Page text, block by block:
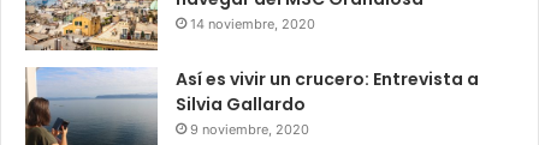
14 noviembre, 2020
Así es vivir un crucero: Entrevista a
Silvia Gallardo
9 noviembre, 2020